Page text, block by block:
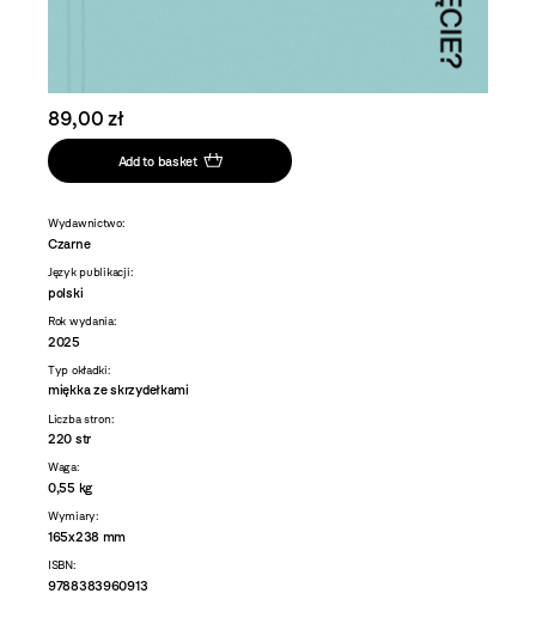
89,00 zł
Add to basket
Wydawnictwo:
Czarne
Język publikacji:
polski
Rok wydania:
2025
Typ okładki:
miękka ze skrzydełkami
Liczba stron:
220 str
Waga:
0,55 kg
Wymiary:
165x238 mm
ISBN:
9788383960913